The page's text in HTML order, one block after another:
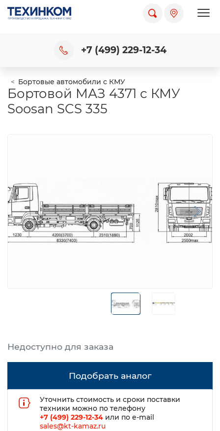
+7 (499) 229-12-34
Бортовые автомобили с КМУ
Бортовой МАЗ 4371 с КМУ
Soosan SCS 335
Подобрать аналог
Уточнить стоимость и сроки поставки
техники можно по телефону
+7 (499) 229-12-34 или по e-mail
sales@kt-kamaz.ru